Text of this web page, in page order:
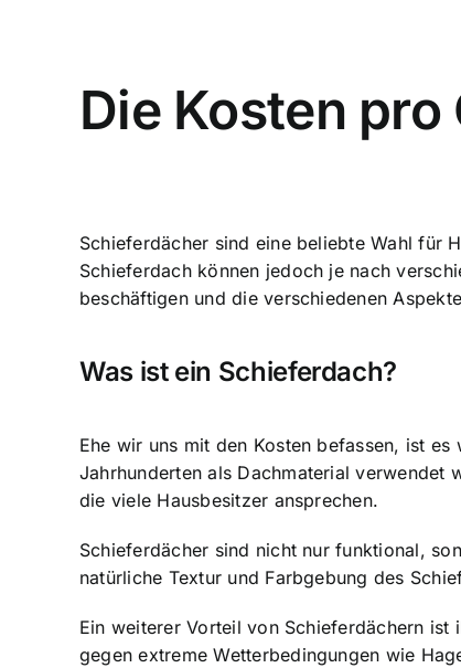
Die Kosten
Schieferdächer sind eine beliebte Wahl für
Schieferdach können jedoch je nach
beschäftigen und die verschiedenen
Was ist ein Schieferdach?
Ehe wir uns mit den Kosten befassen, ist
Jahrhunderten als Dachmaterial verwendet
die viele Hausbesitzer ansprechen.
Schieferdächer sind nicht nur funktional,
natürliche Textur und Farbgebung des
Ein weiterer Vorteil von Schieferdächern
gegen extreme Wetterbedingungen wie